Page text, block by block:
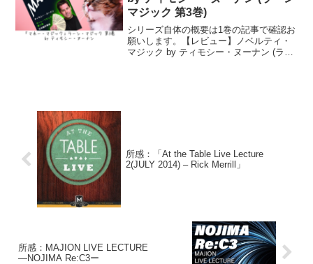
マジック 第3巻)
シリーズ自体の概要は1巻の記事で確認お
願いします。【レビュー】ノベルティ・
マジック by ティモシー・ヌーナン (ラー
所感：「At the Table Live Lecture
2(JULY 2014) – Rick Merrill」
所感：MAJION LIVE LECTURE
―NOJIMA Re:C3ー